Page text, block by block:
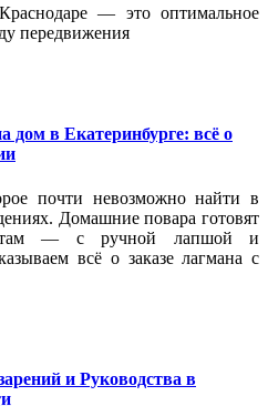
— это оптимальное
передвижения
дом в Екатеринбурге: всё о
почти невозможно найти в
Домашние повара готовят
— с ручной лапшой и
всё о заказе лагмана с
и Руководства в